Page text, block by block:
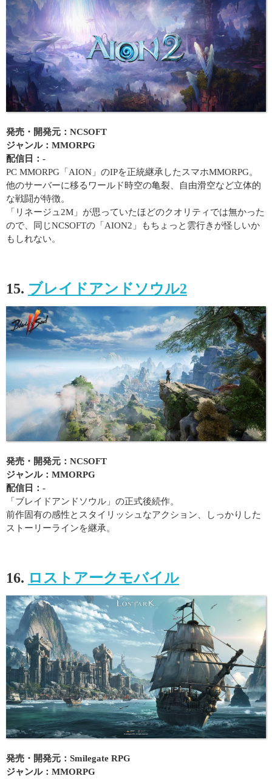
発売・開発元：NCSOFT
ジャンル：MMORPG
配信日：-
PC MMORPG「AION」のIPを正統継承したスマホMMORPG。
他のサーバーに移るワールド時空の亀裂、自由滑空など立体的
な戦闘が特徴。
「リネージュ2M」が思っていたほどのクオリティでは無かった
ので、同じNCSOFTの「AION2」もちょっと雲行きが怪しいか
もしれない。
15. ブレイドアンドソウル2
発売・開発元：NCSOFT
ジャンル：MMORPG
配信日：-
「ブレイドアンドソウル」の正式後続作。
前作固有の感性とスタイリッシュなアクション、しっかりした
ストーリーラインを継承。
16. ロストアークモバイル
発売・開発元：Smilegate RPG
ジャンル：MMORPG